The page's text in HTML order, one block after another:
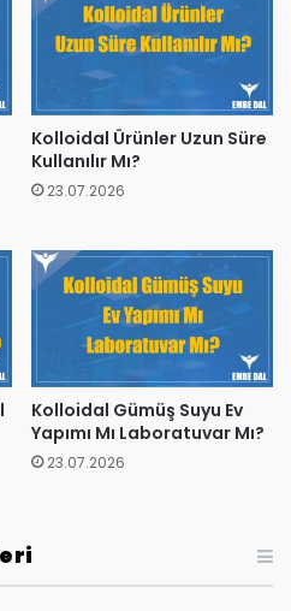
Kolloidal Ürünler Uzun Süre
Kullanılır Mı?
23.07.2026
Kolloidal Gümüş Suyu Ev
Yapımı Mı Laboratuvar Mı?
23.07.2026